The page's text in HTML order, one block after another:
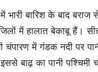
भारी बारिश के बाद
में हालात बेकाबू हैं।
चंपारण में गंडक नदी पर
बाढ़ का पानी पश्चिमी